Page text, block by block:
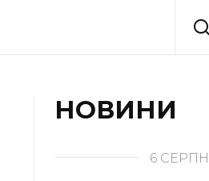
Події
НОВИНИ
6